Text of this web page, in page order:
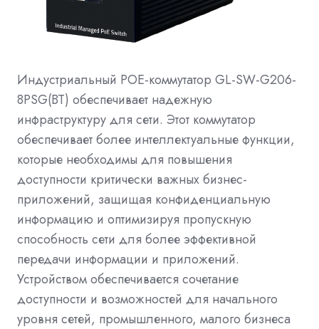
Индустриальный POE-коммутатор GL-SW-G206-
8PSG(BT) обеспечивает надежную
инфраструктуру для сети. Этот коммутатор
обеспечивает более интеллектуальные функции,
которые необходимы для повышения
доступности критически важных бизнес-
приложений, защищая конфиденциальную
информацию и оптимизируя пропускную
способность сети для более эффективной
передачи информации и приложений.
Устройством обеспечивается сочетание
доступности и возможностей для начального
уровня сетей, промышленного, малого бизнеса